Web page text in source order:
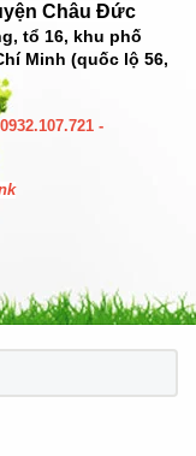
Châu Đức
tổ 16, khu phố
Minh (quốc lộ 56,
-